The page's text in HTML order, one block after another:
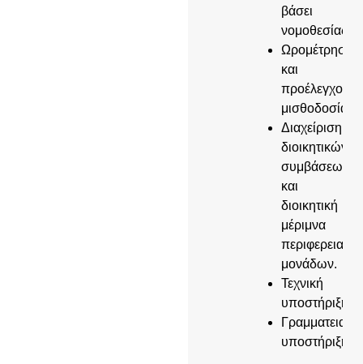
βάσει
νομοθεσίας.
Ωρομέτρηση
και
προέλεγχος
μισθοδοσίας.
Διαχείριση
διοικητικών
συμβάσεων
και
διοικητική
μέριμνα
μονάδων.
Τεχνική
υποστήριξη
Γραμματειακή
υποστήριξη